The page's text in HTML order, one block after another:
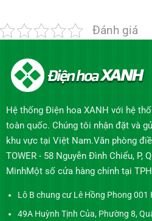
Đánh giá
Hệ thống Điện hoa XANH với hệ
toàn quốc. Chúng tôi nhận đặt và
khu vực tại Việt Nam.Văn phòng
TOWER - 58 Nguyễn Đình Chiểu, P,
MinhMột số cửa hàng chính tại
Lô B chung cư Lê Hồng Phong 001
49A Huỳnh Tịnh Của, Phường 8,